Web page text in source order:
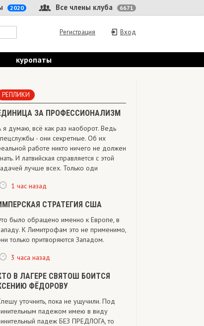
Все члены клуба 6671
2020
Вход
Регистрация
куропаты
РЕПЛИКИ
ЗА ПРОФЕССИОНАЛИЗМ
я думаю, всё как раз наоборот. Ведь
- они секретные. Об их
работе никто ничего не должен
И латвийская справляется с этой
лучше всех. Только оди
1 час назад
СТРАТЕГИЯ США
было обращено именно к Европе, в
К Лимитрофам это не применимо,
только притворяются Западом.
3 часа назад
В ЛАГЕРЕ СВЯТОШ БОИТСЯ
ФЁДОРОВУ
уточнить, пока не ущучили. Под
падежом имею в виду
падеж БЕЗ ПРЕДЛОГА, то